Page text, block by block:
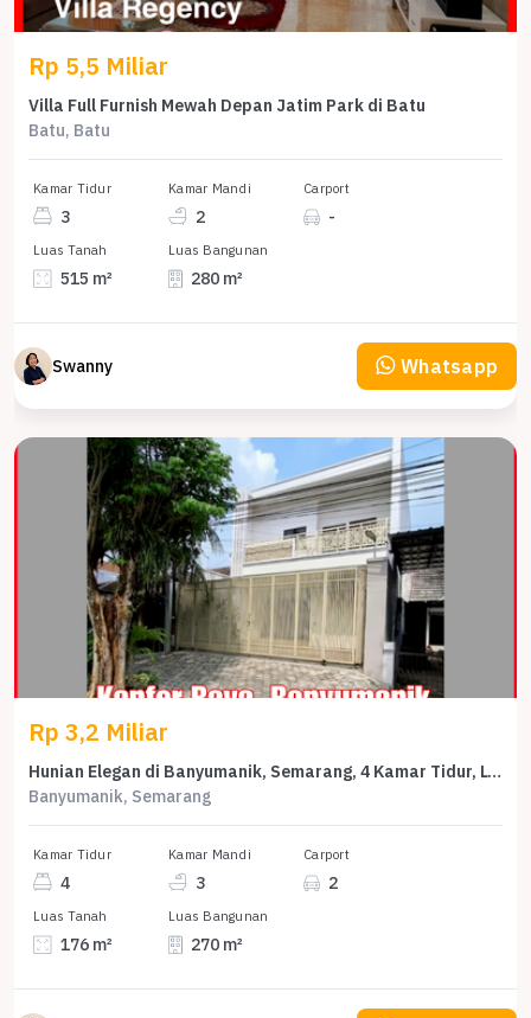
Rp 5,5 Miliar
Villa Full Furnish Mewah Depan Jatim Park di Batu
Batu, Batu
Kamar Tidur
3
Kamar Mandi
2
Carport
-
Luas Tanah
515 m²
Luas Bangunan
280 m²
Swanny Whatsapp
Rp 3,2 Miliar
Hunian Elegan di Banyumanik, Semarang, 4 Kamar Tidur, LT 176m²
Banyumanik, Semarang
Kamar Tidur
4
Kamar Mandi
3
Carport
2
Luas Tanah
176 m²
Luas Bangunan
270 m²